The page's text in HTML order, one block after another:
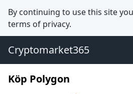
By continuing to use this site
terms of privacy.
Cryptomarket365
Köp Polygon